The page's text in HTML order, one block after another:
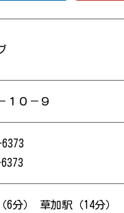
１０－９
6分） 草加駅（14分）